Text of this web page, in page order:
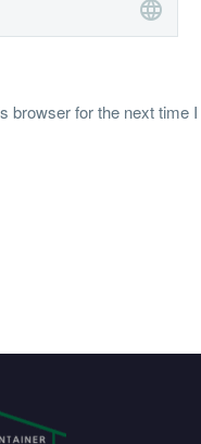
browser for the next time I